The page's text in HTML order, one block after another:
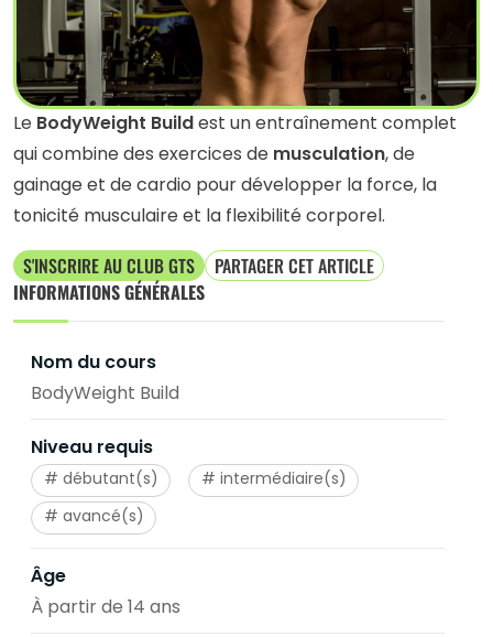
LeBodyWeight Buildest un entraînement complet
qui combine des exercices demusculation, de
gainage et de cardio pour développer la force, la
tonicité musculaire et la flexibilité corporel.
S'INSCRIRE AU CLUB GTS
PARTAGER CET ARTICLE
INFORMATIONS GÉNÉRALES
Nom du cours
BodyWeight Build
Niveau requis
débutant(s)
intermédiaire(s)
avancé(s)
Âge
À partir de 14 ans